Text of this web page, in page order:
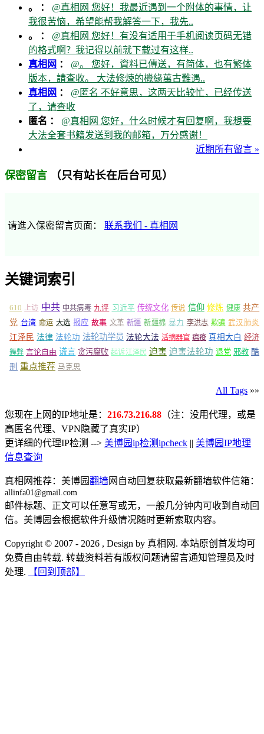
。 ： @真相网 您好！我最近遇到一个附体的事情，让
我很苦恼，希望能帮我解答一下，我先..
。 ： @真相网 您好！有没有适用于手机阅读页码无错
的格式啊？我记得以前就下载过有这样..
真相网 ： @。 您好，資料已傳送，有简体，也有繁体
版本，請查收。 大法修煉的機緣萬古難遇..
真相网 ： @匿名 不好意思，这两天比较忙，已经传送
了，请查收
匿名 ： @真相网 您好，什么时候才有回复啊，我想要
大法全套书籍发送到我的邮箱，万分感谢！
近期所有留言 »
保密留言 （只有站长在后台可见）
请進入保密留言页面： 联系我们 - 真相网
关键词索引
610 上访 中共 中共病毒 九评 习近平 传统文化 传说 信仰 修炼 健康 共产
党 台湾 命运 大选 报应 故事 文革 新疆 新疆棉 暴力 李洪志 欺骗 武汉肺炎
江泽民 法律 法轮功 法轮功学员 法轮大法 活摘器官 瘟疫 真相大白 经济
舞弊 言论自由 谎言 贪污腐败 起诉江泽民 迫害 迫害法轮功 退党 邪教 酷
刑 重点推荐 马克思
All Tags »»
您现在上网的IP地址是： 216.73.216.88 （注：没用代理，或是
高匿名代理、VPN隐藏了真实IP）
更详细的代理IP检测 --> 美博园ip检测ipcheck || 美博园IP地理
信息查询
真相网推荐：美博园翻墙网自动回复获取最新翻墙软件信箱：
allinfa01@gmail.com
邮件标题、正文可以任意写或无，一般几分钟内可收到自动回
信。美博园会根据软件升级情况随时更新索取内容。
Copyright © 2007 - 2026 , Design by 真相网. 本站原创首发均可
免费自由转载. 转载资料若有版权问题请留言通知管理员及时
处理.
【回到顶部】